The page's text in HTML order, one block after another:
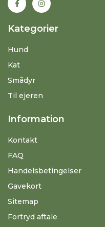
Kategorier
Hund
Kat
Smådyr
Til ejeren
Information
Kontakt
FAQ
Handelsbetingelser
Gavekort
Sitemap
Fortryd aftale